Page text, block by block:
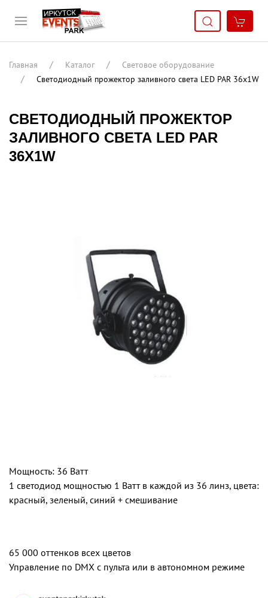
Главная Каталог
Световое оборудование
Светодиодный прожектор заливного света LED PAR 36x1W
СВЕТОДИОДНЫЙ ПРОЖЕКТОР
ЗАЛИВНОГО СВЕТА LED PAR
36X1W
Мощность: 36 Ватт
1 светодиод мощностью 1 Ватт в каждой из 36 линз, цвета:
красный, зеленый, синий + смешивание
65 000 оттенков всех цветов
Управление по DMX с пульта или в автономном режиме